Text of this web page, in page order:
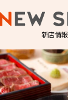
新店情報